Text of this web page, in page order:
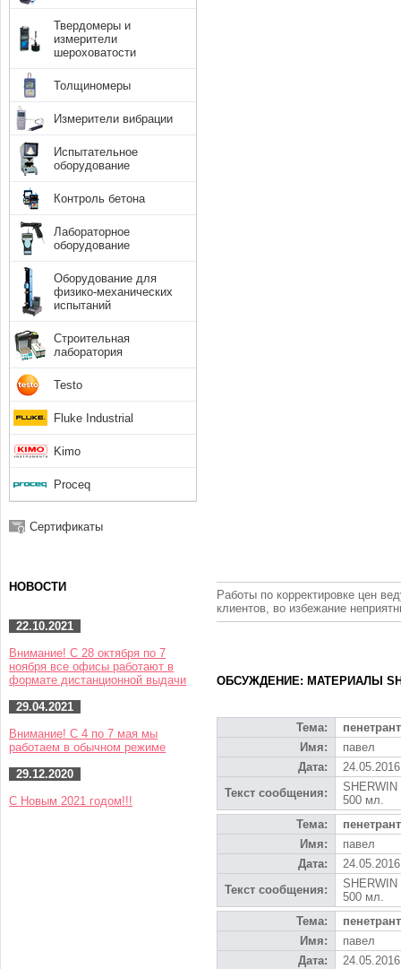
Работы по корректировке цен
клиентов, во избежание
ОБСУЖДЕНИЕ: МАТЕРИАЛЫ
Тема:
пенетрант
Имя:
павел
Дата:
Текст сообщения:
SHERWIN
500 мл.
Тема:
пенетрант
Имя:
павел
Дата:
Текст сообщения:
SHERWIN
500 мл.
Тема:
пенетрант
Имя:
павел
Дата:
Твердомеры и
измерители
шероховатости
Толщиномеры
Измерители вибрации
Испытательное
оборудование
Контроль бетона
Лабораторное
оборудование
Оборудование для
физико-механических
испытаний
Строительная
лаборатория
Testo
Fluke Industrial
Kimo
Proceq
Сертификаты
НОВОСТИ
22.10.2021
Внимание! С 28 октября по 7
ноября все офисы работают в
формате дистанционной выдачи
29.04.2021
Внимание! С 4 по 7 мая мы
работаем в обычном режиме
29.12.2020
С Новым 2021 годом!!!